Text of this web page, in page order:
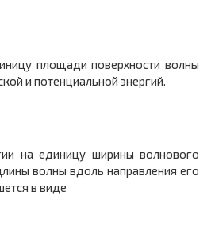
площади поверхности волны
и потенциальной энергий.
на единицу ширины волнового
волны вдоль направления его
в виде